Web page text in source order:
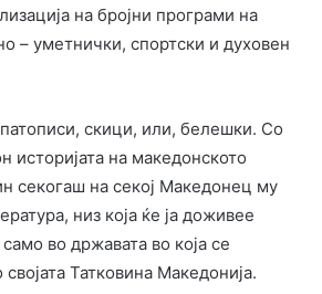
на бројни програми на
– уметнички, спортски и духовен
скици, или, белешки. Со
историјата на македонското
секогаш на секој Македонец му
низ која ќе ја доживее
во државата во која се
Татковина Македонија.